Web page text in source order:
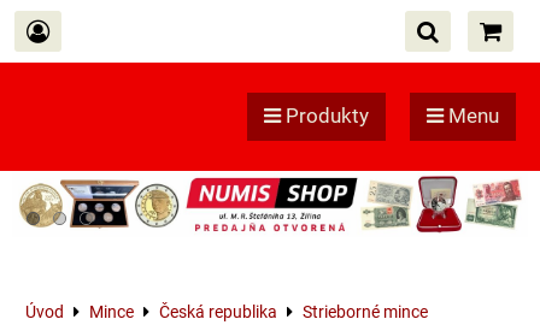
Produkty Menu
Úvod Mince Česká republika
Strieborné mince